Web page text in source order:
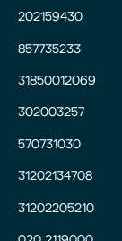
202159430
857735233
31850012069
302003257
570731030
31202134708
31202205210